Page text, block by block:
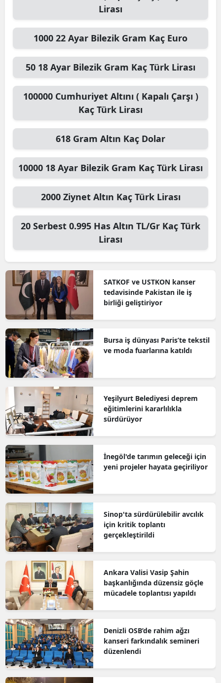
Lirası
1000 22 Ayar Bilezik Gram Kaç Euro
50 18 Ayar Bilezik Gram Kaç Türk Lirası
100000 Cumhuriyet Altını ( Kapalı Çarşı )
Kaç Türk Lirası
618 Gram Altın Kaç Dolar
10000 18 Ayar Bilezik Gram Kaç Türk Lirası
2000 Ziynet Altın Kaç Türk Lirası
20 Serbest 0.995 Has Altın TL/Gr Kaç Türk
Lirası
SATKOF ve USTKON kanser
tedavisinde Pakistan ile iş
birliği geliştiriyor
Bursa iş dünyası Paris’te tekstil
ve moda fuarlarına katıldı
Yeşilyurt Belediyesi deprem
eğitimlerini kararlılıkla
sürdürüyor
İnegöl'de tarımın geleceği için
yeni projeler hayata geçiriliyor
Sinop'ta sürdürülebilir avcılık
için kritik toplantı
gerçekleştirildi
Ankara Valisi Vasip Şahin
başkanlığında düzensiz göçle
mücadele toplantısı yapıldı
Denizli OSB’de rahim ağzı
kanseri farkındalık semineri
düzenlendi